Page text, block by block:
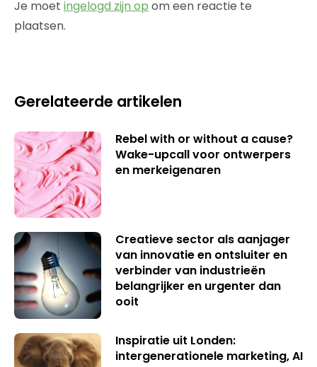
Je moet ingelogd zijn op om een reactie te
plaatsen.
Gerelateerde artikelen
Rebel with or without a cause?
Wake-upcall voor ontwerpers
en merkeigenaren
Creatieve sector als aanjager
van innovatie en ontsluiter en
verbinder van industrieën
belangrijker en urgenter dan
ooit
Inspiratie uit Londen:
intergenerationele marketing, AI